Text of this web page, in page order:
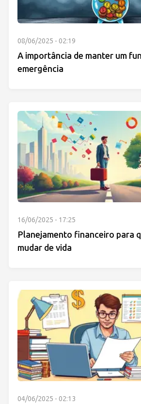
08/06/2025 - 02:19
A importância de manter um
emergência
16/06/2025 - 17:25
Planejamento financeiro para
mudar de vida
04/06/2025 - 02:13